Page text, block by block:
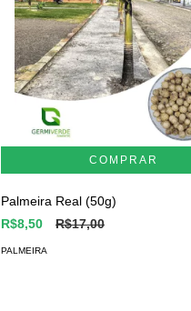
Palmeira Real (50g)
R$8,50
R$17,00
PALMEIRA